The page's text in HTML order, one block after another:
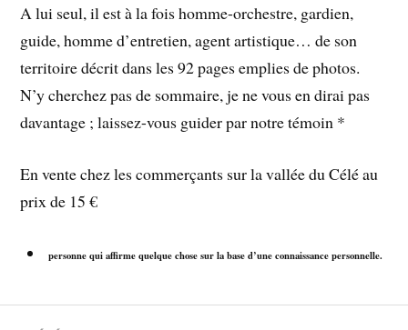
A lui seul, il est à la fois homme-orchestre, gardien,
guide, homme d’entretien, agent artistique… de son
territoire décrit dans les 92 pages emplies de photos.
N’y cherchez pas de sommaire, je ne vous en dirai pas
davantage ; laissez-vous guider par notre témoin *
En vente chez les commerçants sur la vallée du Célé au
prix de 15 €
personne qui affirme quelque chose sur la base d’une connaissance personnelle.